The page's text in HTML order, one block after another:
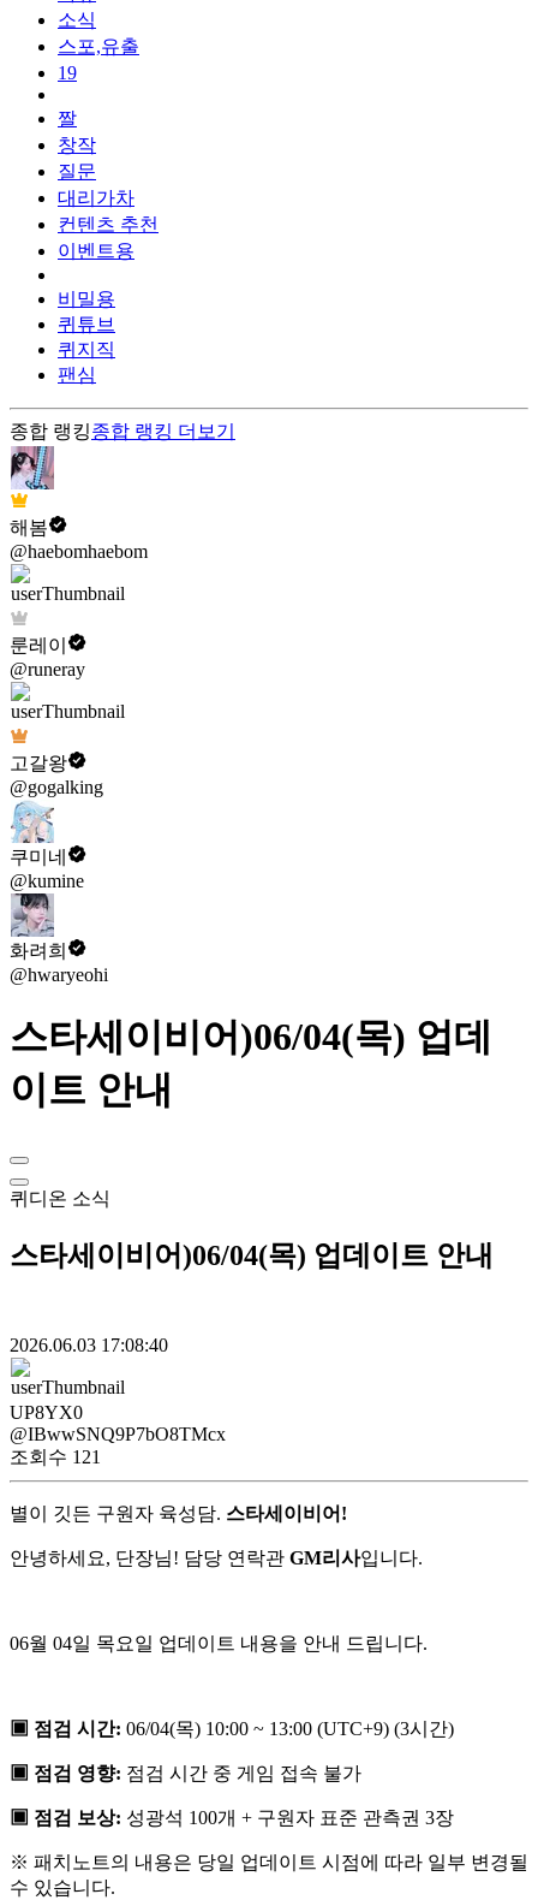
소식
스포,유출
19
짤
창작
질문
대리가차
컨텐츠 추천
이벤트용
비밀용
퀴튜브
퀴지직
팬심
종합 랭킹종합 랭킹 더보기
해봄
@haebomhaebom
룬레이
@runeray
고갈왕
@gogalking
쿠미네
@kumine
화려희
@hwaryeohi
스타세이비어)06/04(목) 업데
이트 안내
퀴디온 소식
스타세이비어)06/04(목) 업데이트 안내
2026.06.03 17:08:40
UP8YX0
@IBwwSNQ9P7bO8TMcx
조회수 121
별이 깃든 구원자 육성담. 스타세이비어!
안녕하세요, 단장님! 담당 연락관 GM리사입니다.
06월 04일 목요일 업데이트 내용을 안내 드립니다.
▣ 점검 시간: 06/04(목) 10:00 ~ 13:00 (UTC+9) (3시간)
▣ 점검 영향: 점검 시간 중 게임 접속 불가
▣ 점검 보상: 성광석 100개 + 구원자 표준 관측권 3장
※ 패치노트의 내용은 당일 업데이트 시점에 따라 일부 변경될
수 있습니다.